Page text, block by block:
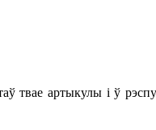
артыкулы і ў